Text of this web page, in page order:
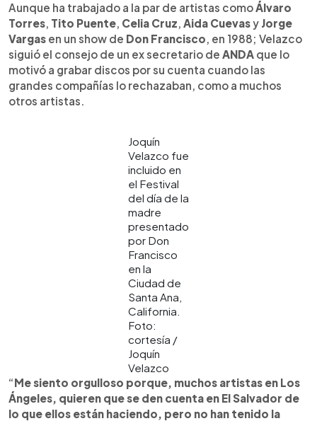
Aunque ha trabajado a la par de artistas comoÁlvaro
Torres, Tito Puente, Celia Cruz, Aida Cuevasy Jorge
Vargas en un show de Don Francisco, en 1988; Velazco
siguió el consejo de un ex secretario de ANDA que lo
motivó a grabar discos por su cuenta cuando las
grandes compañías lo rechazaban, como a muchos
otros artistas.
Joquín
Velazco fue
incluido en
el Festival
del día de la
madre
presentado
por Don
Francisco
en la
Ciudad de
Santa Ana,
California.
Foto:
cortesía /
Joquín
Velazco
“Me siento orgulloso porque, muchos artistas en Los
Ángeles, quieren que se den cuenta en El Salvador de
lo que ellos están haciendo, pero no han tenido la